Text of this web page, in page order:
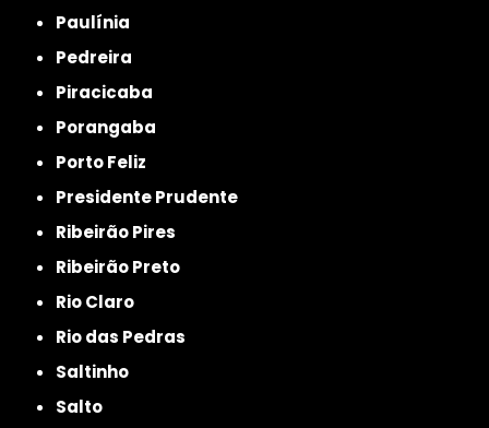
Paulínia
Pedreira
Piracicaba
Porangaba
Porto Feliz
Presidente Prudente
Ribeirão Pires
Ribeirão Preto
Rio Claro
Rio das Pedras
Saltinho
Salto